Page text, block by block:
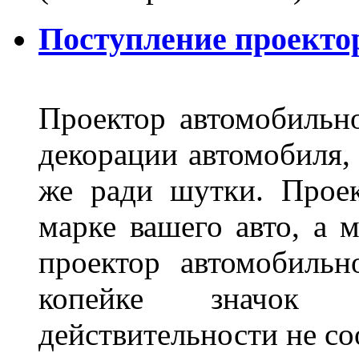
Поступление
Проектор
декорации
же ради шутки.
марке вашего авто, а
проектор
копейке
действительности не